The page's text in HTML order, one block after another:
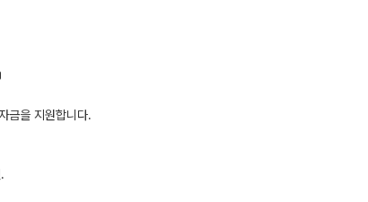
금을 지원합니다.